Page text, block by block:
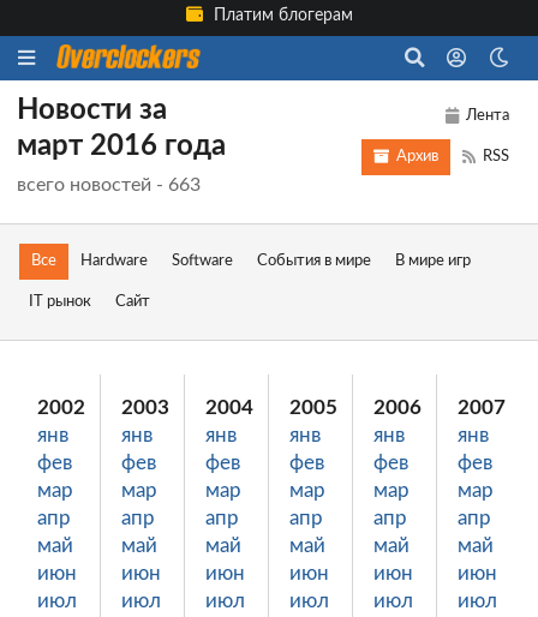
Платим блогерам
Новости за
март 2016 года
всего новостей - 663
Лента
Архив RSS
Все Hardware Software События в мире В мире игр
IT рынок Сайт
2002
янв
фев
мар
апр
май
июн
июл
2003
янв
фев
мар
апр
май
июн
июл
2004
янв
фев
мар
апр
май
июн
июл
2005
янв
фев
мар
апр
май
июн
июл
2006
янв
фев
мар
апр
май
июн
июл
2007
янв
фев
мар
апр
май
июн
июл